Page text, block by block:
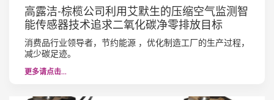
高露洁-棕榄公司利用艾默生的压缩空气监测智
能传感器技术追求二氧化碳净零排放目标
消费品行业领导者，节约能源 ，优化制造工厂的生产过程，
减少碳足迹。
更多请点击…